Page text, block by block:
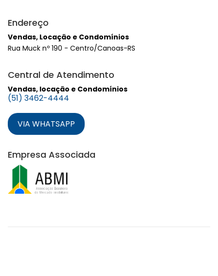
Endereço
Vendas, Locação e Condomínios
Rua Muck nº 190 - Centro/Canoas-RS
Central de Atendimento
Vendas, locação e Condomínios
(51) 3462-4444
VIA WHATSAPP
Empresa Associada